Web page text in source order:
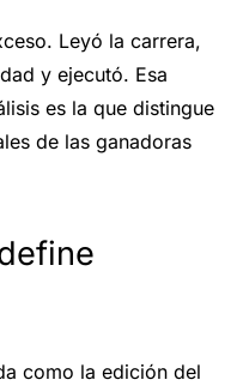
Leyó la carrera,
y ejecutó. Esa
es la que distingue
de las ganadoras
como la edición del